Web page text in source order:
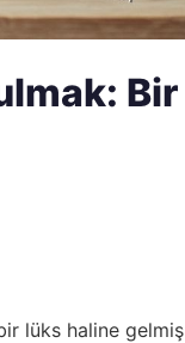
Bir
lüks haline gelmiş